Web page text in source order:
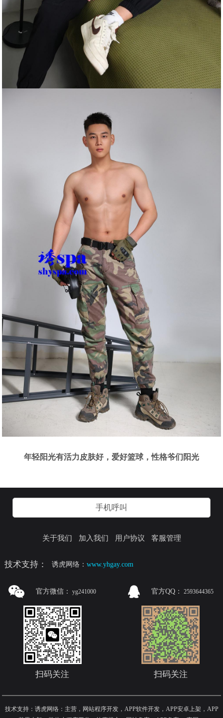
年轻阳光有活力皮肤好，爱好篮球，性格爷们阳光
手机呼叫
关于我们 加入我们 用户协议 客服管理
技术支持： 诱虎网络：www.yhgay.com
官方微信： yg241000
扫码关注
官方QQ： 2593644365
扫码关注
技术支持：诱虎网络：主营，网站程序开发，APP软件开发，APP安卓上架，APP